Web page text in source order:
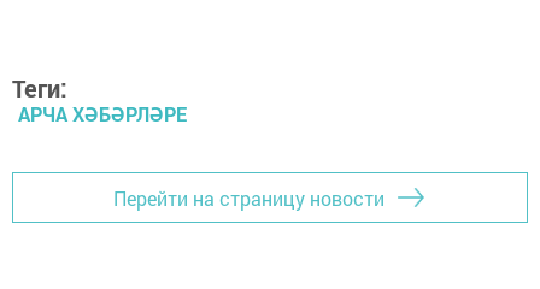
АРЧА ХӘБӘРЛӘРЕ
Перейти на страницу новости